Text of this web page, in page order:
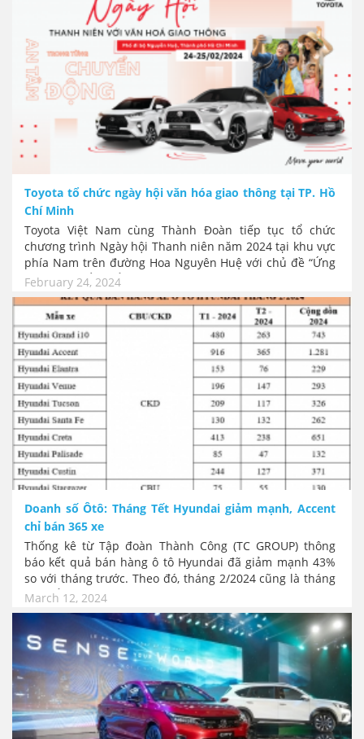
Toyota tổ chức ngày hội văn hóa giao thông tại TP. Hồ
Chí Minh
Toyota Việt Nam cùng Thành Đoàn tiếp tục tổ chức
chương trình Ngày hội Thanh niên năm 2024 tại khu vực
phía Nam trên đường Hoa Nguyên Huệ với chủ đề “Ứng
dụng chuyển đổi số vào tuyên truyền văn hóa giao
thông”. Lễ hội diễn ra trong hai ngày cuối tuần 24/25, mở
cửa đón khách tự do vui chơi với nhiều hoạt động trải
nghiệm bổ ích, hấp dẫn và thú vị.
February 24, 2024
Doanh số Ôtô: Tháng Tết Hyundai giảm mạnh, Accent
chỉ bán 365 xe
Thống kê từ Tập đoàn Thành Công (TC GROUP) thông
báo kết quả bán hàng ô tô Hyundai đã giảm mạnh 43%
so với tháng trước. Theo đó, tháng 2/2024 cũng là tháng
Tết, tổng doanh số xe Hyundai chỉ đạt 2.033 xe, giảm
mạnh so với mức hơn 3.500 xe của tháng 1/2024. Đây
cũng là tình trạng "ế" chung toàn thị trường vì Tết năm
nay không ai xắm xe. Mẫu xe luôn bán nhiều hàng ngàn
chiếc mỗi tháng là Accent cũng chỉ bán được 365 xe
March 12, 2024